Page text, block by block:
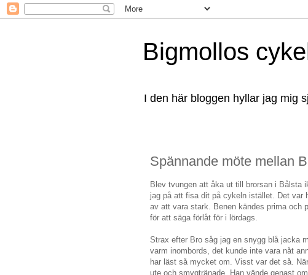
Bigmollos
I den här bloggen hyllar jag mig
Spännande möte mellan
Blev tvungen att åka ut till brorsan i
jag på att fisa dit på cykeln istället. Det var
av att vara stark. Benen kändes prima och
för att säga förlåt för i lördags.
Strax efter Bro såg jag en snygg blå jacka
varm inombords, det kunde inte vara nåt
har läst så mycket om. Visst var det så.
ute och smygtränade. Han vände genast